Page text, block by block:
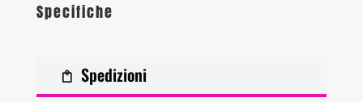
Specifiche
Spedizioni